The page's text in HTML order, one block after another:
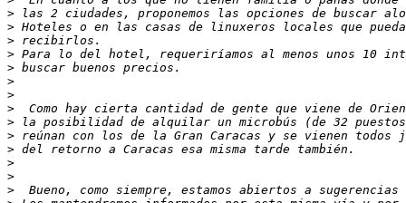
>
>
>
>
>
>
>
>
>
>
>
>
>
>